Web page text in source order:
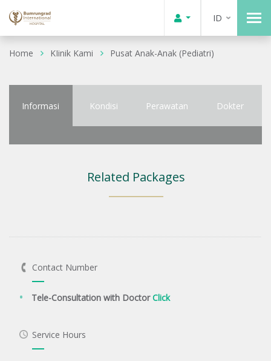
ID
Home KIinik Kami Pusat Anak-Anak (Pediatri)
Informasi Kondisi Perawatan Dokter
Related Packages
Contact Number
Tele-Consultation with DoctorClick
Service Hours